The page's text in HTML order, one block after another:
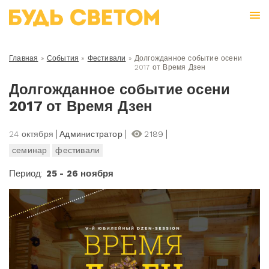
Главная » События » Фестивали » Долгожданное событие осени
2017 от Время Дзен
Долгожданное событие осени
2017 от Время Дзен
24 октября Администратор
2189
семинар
фестивали
Период: 25 - 26 ноября